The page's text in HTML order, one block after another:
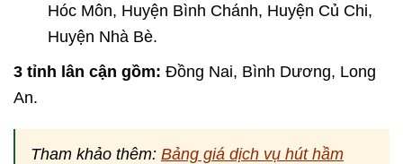
Hóc Môn, Huyện Bình Chánh, Huyện Củ Chi,
Huyện Nhà Bè.
3 tỉnh lân cận gồm: Đồng Nai, Bình Dương, Long
An.
Tham khảo thêm: Bảng giá dịch vụ hút hầm